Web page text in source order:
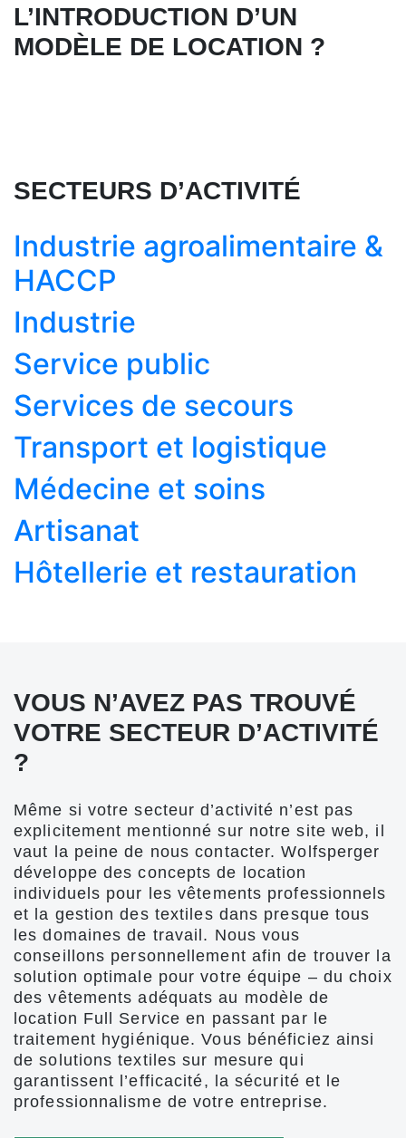
L’INTRODUCTION D’UN
MODÈLE DE LOCATION ?
SECTEURS D’ACTIVITÉ
Industrie agroalimentaire &
HACCP
Industrie
Service public
Services de secours
Transport et logistique
Médecine et soins
Artisanat
Hôtellerie et restauration
VOUS N’AVEZ PAS TROUVÉ
VOTRE SECTEUR D’ACTIVITÉ
?
Même si votre secteur d’activité n’est pas
explicitement mentionné sur notre site web, il
vaut la peine de nous contacter. Wolfsperger
développe des concepts de location
individuels pour les vêtements professionnels
et la gestion des textiles dans presque tous
les domaines de travail. Nous vous
conseillons personnellement afin de trouver la
solution optimale pour votre équipe – du choix
des vêtements adéquats au modèle de
location Full Service en passant par le
traitement hygiénique. Vous bénéficiez ainsi
de solutions textiles sur mesure qui
garantissent l’efficacité, la sécurité et le
professionnalisme de votre entreprise.